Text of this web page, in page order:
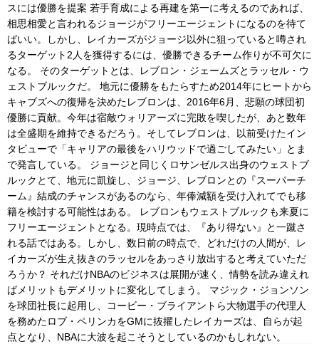
スには優勝を提案 若手育成による再建を第一に考えるのであれば、
相思相愛と言われるジョージがフリーエージェントになるのを待て
ばいい。しかし、レイカーズがジョージ以外に狙っていると噂され
るターゲット2人を獲得するには、優勝できるチーム作りが不可欠に
なる。 そのターゲットとは、レブロン・ジェームズとラッセル・ウ
ェストブルックだ。 地元に優勝をもたらすため2014年にヒートから
キャブズへの復帰を決めたレブロンは、2016年6月、悲願の球団初
優勝に貢献。今年は宿敵ウォリアーズに完敗を喫したが、あと数年
は全盛期を維持できるだろう。そしてレブロンは、以前受けたイン
タビューで「キャリアの最後をハリウッドで過ごしてみたい」とま
で発言している。 ジョージと同じくロサンゼルス出身のウェストブ
ルックとて、地元に凱旋し、ジョージ、レブロンとの『スーパーチ
ーム』結成のチャンスがあるのなら、年俸減額を受け入れてでも移
籍を検討する可能性はある。 レブロンもウェストブルックも来夏に
フリーエージェントとなる。現時点では、『あり得ない』と一蹴さ
れる話ではある。しかし、数日前の時点で、どれだけの人間が、レ
イカーズが生え抜きのラッセルをあっさり放出すると考えていただ
ろうか？ それだけNBAのビジネスは展開が速く、情勢を読み違えれ
ばメリットもデメリットに変化してしまう。 マジック・ジョンソン
を球団社長に起用し、コービー・ブライアントら大物選手の代理人
を務めたロブ・ペリンカをGMに抜擢したレイカーズは、自らが起
点となり、NBAに大波を起こそうとしているのかもしれない。